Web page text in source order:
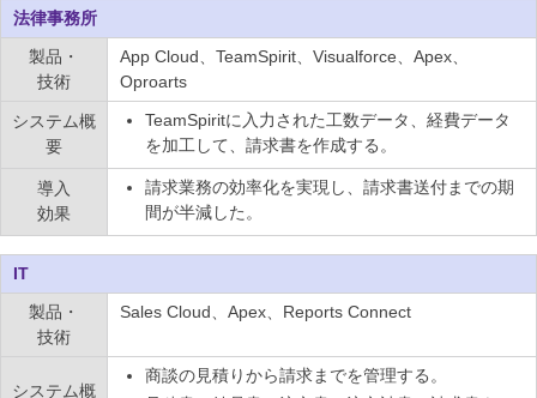
法律事務所
製品・
技術
App Cloud、TeamSpirit、Visualforce、Apex、
Oproarts
システム概
要
TeamSpiritに入力された工数データ、経費データ
を加工して、請求書を作成する。
導入
効果
請求業務の効率化を実現し、請求書送付までの期
間が半減した。
IT
製品・
技術
Sales Cloud、Apex、Reports Connect
システム概
商談の見積りから請求までを管理する。